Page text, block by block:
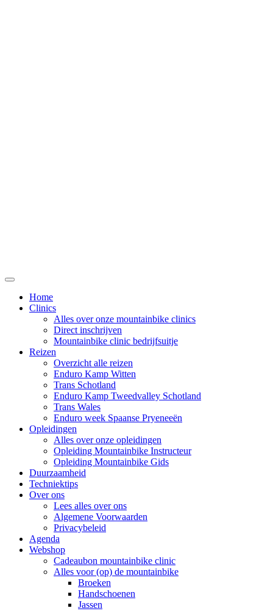
Home
Clinics
Alles over onze mountainbike clinics
Direct inschrijven
Mountainbike clinic bedrijfsuitje
Reizen
Overzicht alle reizen
Enduro Kamp Witten
Trans Schotland
Enduro Kamp Tweedvalley Schotland
Trans Wales
Enduro week Spaanse Pryeneeën
Opleidingen
Alles over onze opleidingen
Opleiding Mountainbike Instructeur
Opleiding Mountainbike Gids
Duurzaamheid
Techniektips
Over ons
Lees alles over ons
Algemene Voorwaarden
Privacybeleid
Agenda
Webshop
Cadeaubon mountainbike clinic
Alles voor (op) de mountainbike
Broeken
Handschoenen
Jassen